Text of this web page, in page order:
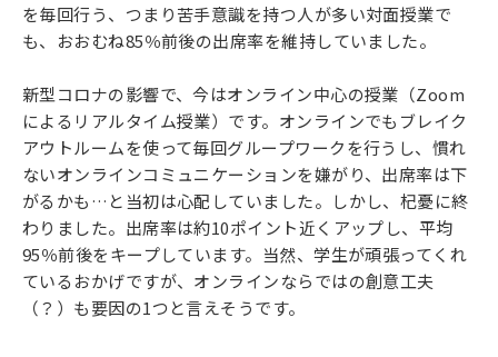
を毎回行う、つまり苦手意識を持つ人が多い対面授業で
も、おおむね85％前後の出席率を維持していました。
新型コロナの影響で、今はオンライン中心の授業（Zoom
によるリアルタイム授業）です。オンラインでもブレイク
アウトルームを使って毎回グループワークを行うし、慣れ
ないオンラインコミュニケーションを嫌がり、出席率は下
がるかも…と当初は心配していました。しかし、杞憂に終
わりました。出席率は約10ポイント近くアップし、平均
95％前後をキープしています。当然、学生が頑張ってくれ
ているおかげですが、オンラインならではの創意工夫
（？）も要因の1つと言えそうです。